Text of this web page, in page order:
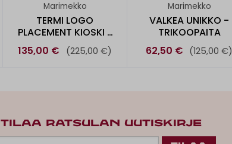
Marimekko
TERMI LOGO
PLACEMENT KIOSKI -
HUPPARI
135,00 € (225,00 €)
Marimekko
VALKEA UNIKKO -
TRIKOOPAITA
62,50 € (125,00 €)
TILAA RATSULAN UUTISKIRJE